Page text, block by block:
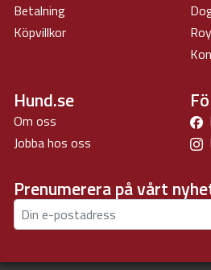
Betalning
Köpvillkor
Hund.se
Om oss
Jobba hos oss
Prenumerera på vårt